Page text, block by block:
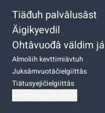
Tiäđuh palvâlusâst
Äigikyevdil
Ohtâvuođâ väldim
Almoliih kevttimiävtuh
Juksâmvuotâčielgiittâs
Tiätusyejičielgiittâs